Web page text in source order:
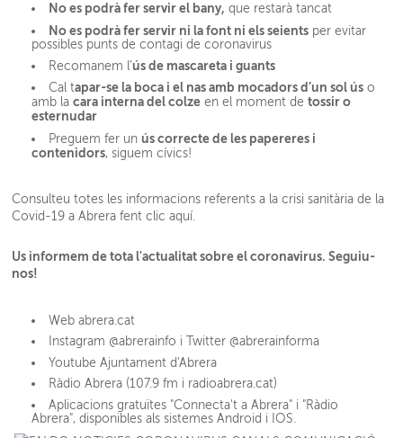
No es podrà fer servir el bany, que restarà tancat
No es podrà fer servir ni la font ni els seients per evitar
possibles punts de contagi de coronavirus
Recomanem l’ús de mascareta i guants
Cal tapar-se la boca i el nas amb mocadors d’un sol ús o
amb lacara interna del colze en el moment detossir o
esternudar
Preguem fer un ús correcte de les papereres i
contenidors, siguem cívics!
Consulteu totes les informacions referents a la crisi sanitària de la
Covid-19 a Abrerafent clic aquí.
Us informem de tota l'actualitat sobre el coronavirus. Seguiu-
nos!
Web abrera.cat
Instagram @abrerainfo i Twitter @abrerainforma
Youtube Ajuntament d'Abrera
Ràdio Abrera (107.9 fm i radioabrera.cat)
Aplicacions gratuïtes "Connecta't a Abrera" i "Ràdio
Abrera", disponibles als sistemes Android i IOS.